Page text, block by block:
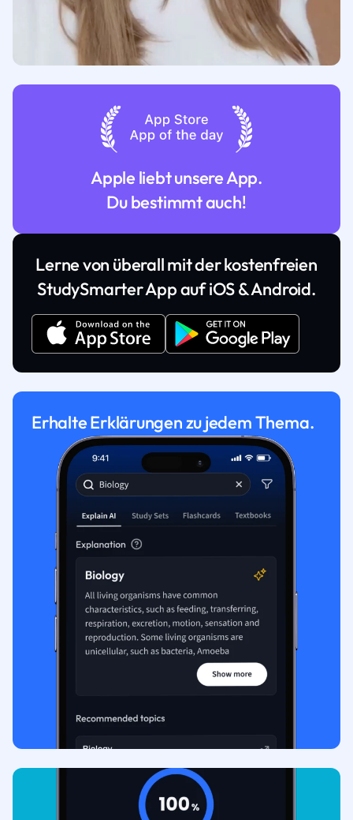
Apple liebt unsere App.
Du bestimmt auch!
Lerne von überall mit der kostenfreien
StudySmarter App auf iOS & Android.
Erhalte Erklärungen zu jedem Thema.